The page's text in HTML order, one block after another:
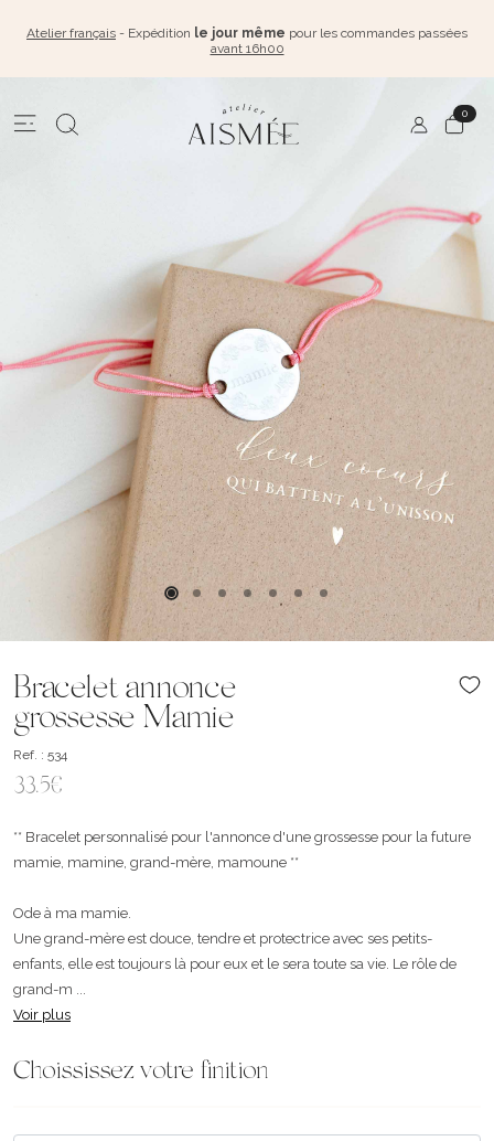
Atelier français - Expédition le jour même pour les commandes passées
avant 16h00
0
Bracelet annonce
grossesse Mamie
Ref. : 534
33.5€
** Bracelet personnalisé pour l'annonce d'une grossesse pour la future
mamie, mamine, grand-mère, mamoune **
Ode à ma mamie.
Une grand-mère est douce, tendre et protectrice avec ses petits-
enfants, elle est toujours là pour eux et le sera toute sa vie. Le rôle de
grand-m ...
Voir plus
Choississez votre finition